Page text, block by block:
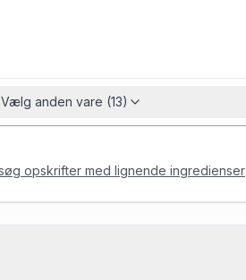
Vælg anden vare (13)
opskrifter med lignende ingredienser